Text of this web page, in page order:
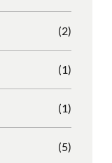
(2)
(1)
(1)
(5)